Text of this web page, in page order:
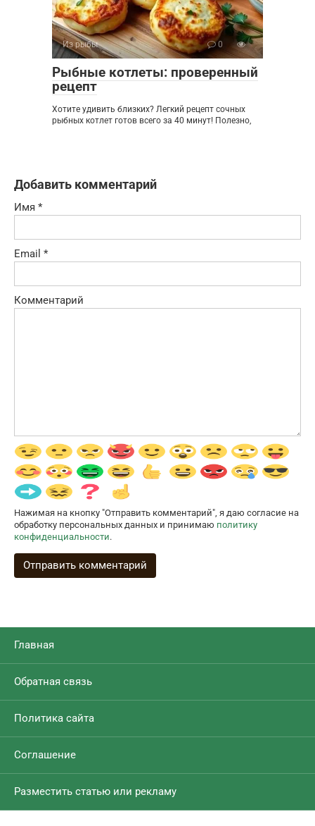
Из рыбы 0
Рыбные котлеты: проверенный
рецепт
Хотите удивить близких? Легкий рецепт сочных
рыбных котлет готов всего за 40 минут! Полезно,
Добавить комментарий
Имя *
Email *
Комментарий
Нажимая на кнопку "Отправить комментарий", я даю согласие на
обработку персональных данных и принимаю политику
конфиденциальности.
Главная
Обратная связь
Политика сайта
Соглашение
Разместить статью или рекламу